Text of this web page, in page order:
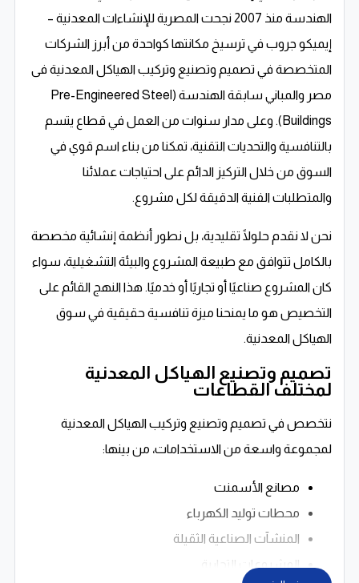
الهندسة منذ 2007 نجحت المصرية للإنشاءات المعدنية –
إيميكو جروب في ترسيخ مكانتها كواحدة من أبرز الشركات
المتخصصة في تصميم وتصنيع وتركيب الهياكل المعدنية فى
مصر والمباني سابقة الهندسة (Pre-Engineered Steel
Buildings). وعلى مدار سنوات من العمل في قطاع يتسم
بالتنافسية والتحديات التقنية، تمكنا من بناء اسم قوي في
السوق من خلال التركيز الدائم على احتياجات عملائنا
والمتطلبات الفنية الدقيقة لكل مشروع.
نحن لا نقدم حلولًا تقليدية، بل نطور أنظمة إنشائية مخصصة
بالكامل تتوافق مع طبيعة المشروع والبيئة التشغيلية، سواء
كان المشروع صناعيًا أو تجاريًا أو خدميًا. هذا النهج القائم على
التخصيص هو ما يمنحنا ميزة تنافسية حقيقية في سوق
الهياكل المعدنية.
تصميم وتصنيع الهياكل المعدنية
لمختلف القطاعات
نتخصص في تصميم وتصنيع وتركيب الهياكل المعدنية
لمجموعة واسعة من الاستخدامات، من بينها:
مصانع الأسمنت
محطات توليد الكهرباء
المنشآت الصناعية الثقيلة
المشروعات التجارية